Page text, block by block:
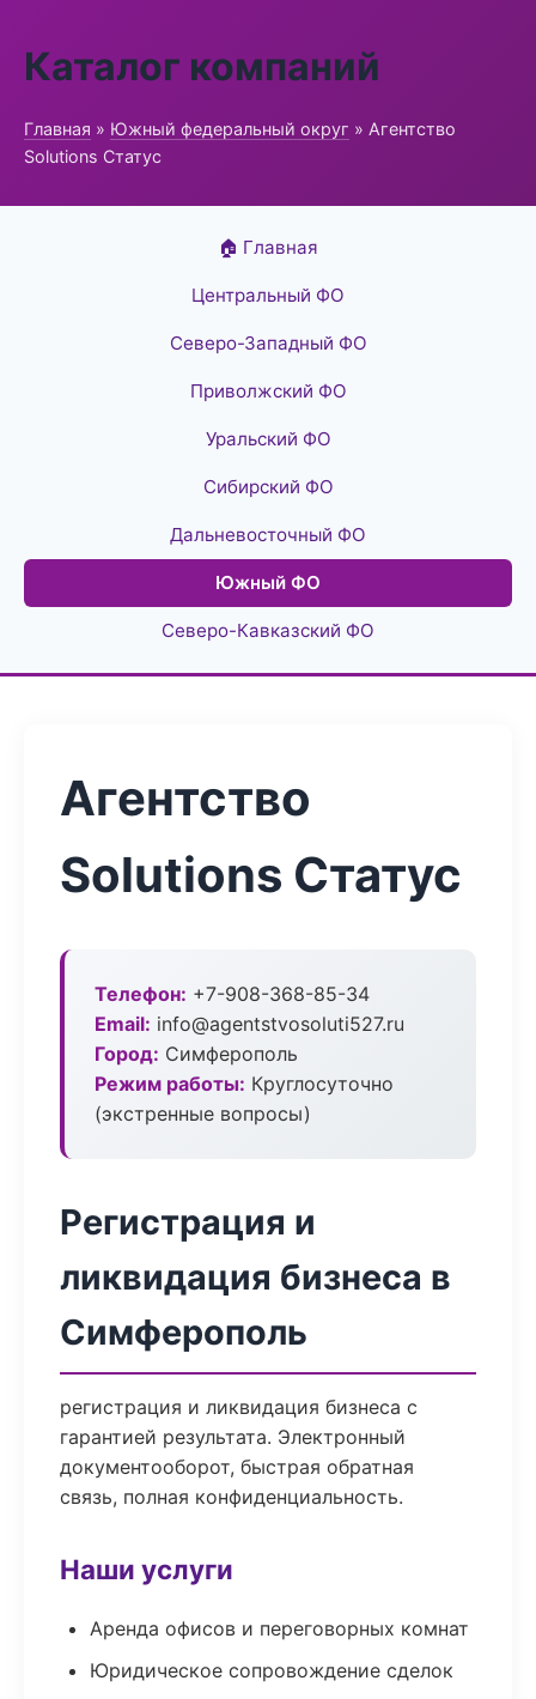
Каталог компаний
Главная » Южный федеральный округ » Агентство
Solutions Статус
🏠 Главная
Центральный ФО
Северо-Западный ФО
Приволжский ФО
Уральский ФО
Сибирский ФО
Дальневосточный ФО
Южный ФО
Северо-Кавказский ФО
Агентство
Solutions Статус
Телефон: +7-908-368-85-34
Email: info@agentstvosoluti527.ru
Город: Симферополь
Режим работы: Круглосуточно
(экстренные вопросы)
Регистрация и
ликвидация бизнеса в
Симферополь
регистрация и ликвидация бизнеса с
гарантией результата. Электронный
документооборот, быстрая обратная
связь, полная конфиденциальность.
Наши услуги
Аренда офисов и переговорных комнат
Юридическое сопровождение сделок